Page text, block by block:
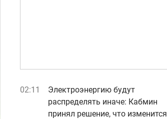
02:11
Электроэнергию будут
распределять иначе: Кабмин
принял решение, что изменится